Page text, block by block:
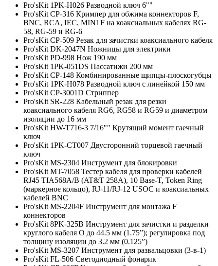
Pro'sKit 1PK-H026 Разводной ключ 6""
Pro'sKit CP-316 Кримпер для обжима коннекторов F,
BNC, RCA, IEC, MINI F на коаксиальных кабелях RG-
58, RG-59 и RG-6
Pro'sKit CP-509 Резак для зачистки коаксиального кабеля
Pro'sKit DK-2047N Ножницы для электрики
Pro'sKit PD-998 Нож 190 мм
Pro'sKit 1PK-051DS Пассатижи 200 мм
Pro'sKit CP-148 Комбинированные щипцы-плоскогубцы
Pro'sKit 1PK-H078 Разводной ключ с линейкой 150 мм
Pro'sKit CP-3001D Стриппер
Pro'sKit SR-228 Кабельный резак для резки
коаксиального кабеля RG6, RG58 и RG59 и диаметром
изоляции до 16 мм
Pro'sKit HW-T716-3 7/16"" Крутящий момент гаечный
ключ
Pro'sKit 1PK-CT007 Двусторонний торцевой гаечный
ключ
Pro'sKit MS-2304 Инструмент для блокировки
Pro'sKit MT-7058 Тестер кабеля для проверки кабелей
RJ45 TIA568A/B (AT&T 258A), 10 Base-T, Token Ring
(маркерное кольцо), RJ-11/RJ-12 USOC и коаксиальных
кабелей BNC
Pro'sKit MS-2204F Инструмент для монтажа F
коннекторов
Pro'sKit 8PK-325B Инструмент для зачистки и разделки
круглого кабеля O до 44.5 мм (1.75”); регулировка под
толщину изоляции до 3.2 мм (0.125”)
Pro'sKit MS-3207 Инструмент для развальцовки (3-в-1)
Pro'sKit FL-506 Светодиодный фонарик